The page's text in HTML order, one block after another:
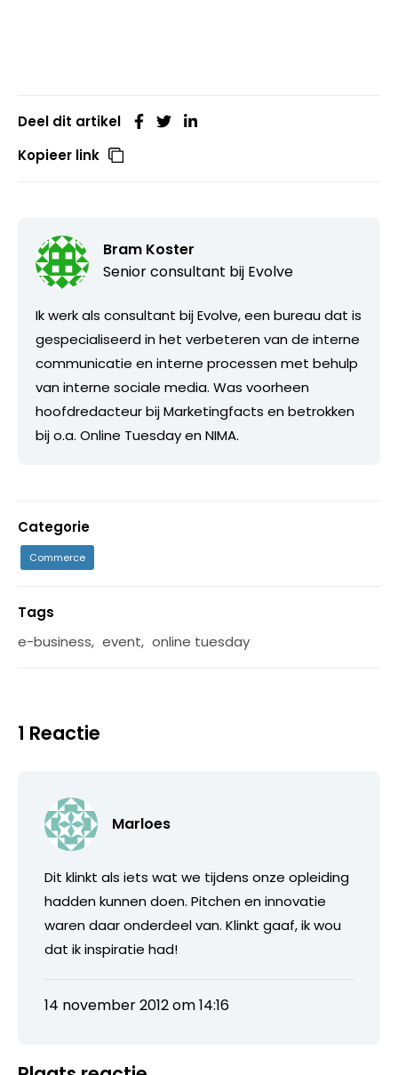
Deel dit artikel
Kopieer link
Bram Koster
Senior consultant bij Evolve
Ik werk als consultant bij Evolve, een bureau dat is
gespecialiseerd in het verbeteren van de interne
communicatie en interne processen met behulp
van interne sociale media. Was voorheen
hoofdredacteur bij Marketingfacts en betrokken
bij o.a. Online Tuesday en NIMA.
Categorie
Commerce
Tags
e-business, event, online tuesday
1 Reactie
Marloes
Dit klinkt als iets wat we tijdens onze opleiding
hadden kunnen doen. Pitchen en innovatie
waren daar onderdeel van. Klinkt gaaf, ik wou
dat ik inspiratie had!
14 november 2012 om 14:16